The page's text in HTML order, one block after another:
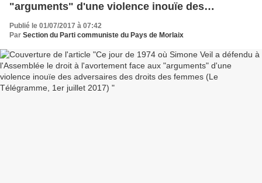
"arguments" d'une violence inouïe des
adversaires des droits des femmes (Le
Télégramme, 1er juillet 2017)
Publié le 01/07/2017 à 07:42
Par Section du Parti communiste du Pays de Morlaix